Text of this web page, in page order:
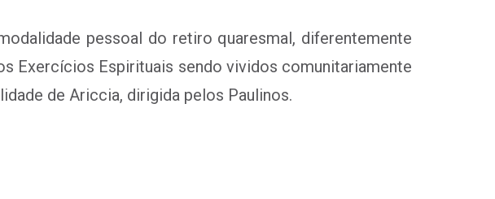
pessoal do retiro quaresmal, diferentemente
Exercícios Espirituais sendo vividos comunitariamente
de Ariccia, dirigida pelos Paulinos.